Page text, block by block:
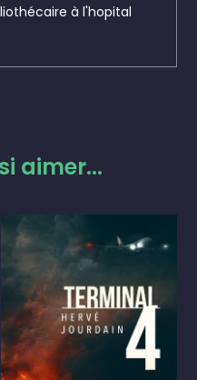
à l'hopital
aimer...